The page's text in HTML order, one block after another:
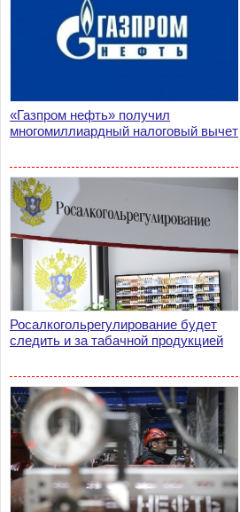
«Газпром нефть» получил
многомиллиардный налоговый вычет
Росалкогольрегулирование будет
следить и за табачной продукцией